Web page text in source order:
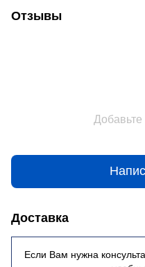
Отзывы
Доставка
Если Вам нужна